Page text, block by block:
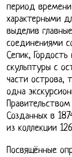
период
характерными
выделив
соединениями
Сепик,
скульптуры с
части острова,
одна
Созданных в
из коллекции
Посвящённые